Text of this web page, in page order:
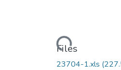
Loading...
Files
23704-1.xls